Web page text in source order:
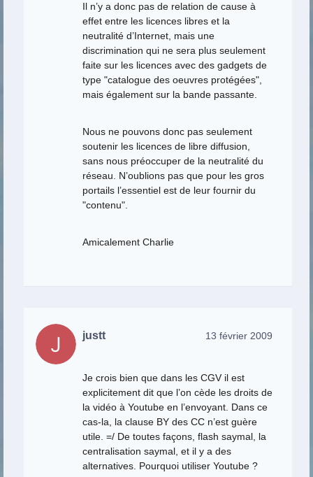
Il n’y a donc pas de relation de cause à
effet entre les licences libres et la
neutralité d’Internet, mais une
discrimination qui ne sera plus seulement
faite sur les licences avec des gadgets de
type "catalogue des oeuvres protégées",
mais également sur la bande passante.
Nous ne pouvons donc pas seulement
soutenir les licences de libre diffusion,
sans nous préoccuper de la neutralité du
réseau. N’oublions pas que pour les gros
portails l’essentiel est de leur fournir du
"contenu".
Amicalement Charlie
justt 13 février 2009
Je crois bien que dans les CGV il est
explicitement dit que l’on cède les droits de
la vidéo à Youtube en l’envoyant. Dans ce
cas-la, la clause BY des CC n’est guère
utile. =/ De toutes façons, flash saymal, la
centralisation saymal, et il y a des
alternatives. Pourquoi utiliser Youtube ?